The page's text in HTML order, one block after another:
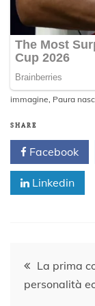
immagine, Paura
SHARE
Facebook
Linkedin
articoli
La prima
personalità